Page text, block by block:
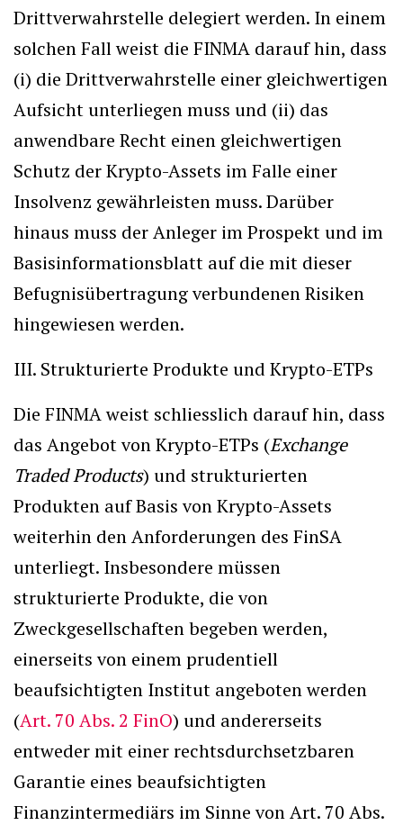
Drittverwahrstelle delegiert werden. In einem
solchen Fall weist die FINMA darauf hin, dass
(i) die Drittverwahrstelle einer gleichwertigen
Aufsicht unterliegen muss und (ii) das
anwendbare Recht einen gleichwertigen
Schutz der Krypto-Assets im Falle einer
Insolvenz gewährleisten muss. Darüber
hinaus muss der Anleger im Prospekt und im
Basisinformationsblatt auf die mit dieser
Befugnisübertragung verbundenen Risiken
hingewiesen werden.
III. Strukturierte Produkte und Krypto-ETPs
Die FINMA weist schliesslich darauf hin, dass
das Angebot von Krypto-ETPs (Exchange
Traded Products) und strukturierten
Produkten auf Basis von Krypto-Assets
weiterhin den Anforderungen des FinSA
unterliegt. Insbesondere müssen
strukturierte Produkte, die von
Zweckgesellschaften begeben werden,
einerseits von einem prudentiell
beaufsichtigten Institut angeboten werden
(Art. 70 Abs. 2 FinO) und andererseits
entweder mit einer rechtsdurchsetzbaren
Garantie eines beaufsichtigten
Finanzintermediärs im Sinne von Art. 70 Abs.